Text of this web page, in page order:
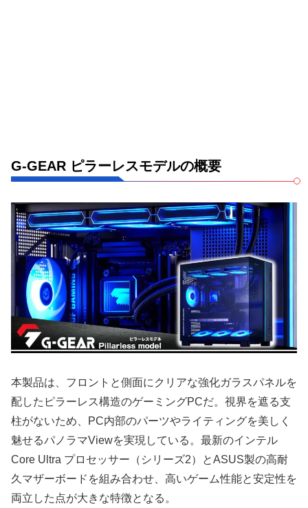
G-GEAR ピラーレスモデルの概要
本製品は、フロントと側面にクリアな強化ガラスパネルを
配したピラーレス構造のゲーミングPCだ。視界を遮る支
柱がないため、PC内部のパーツやライティングを美しく
魅せるパノラマViewを実現している。最新のインテル
Core Ultra プロセッサー（シリーズ2）とASUS製の高耐
久マザーボードを組み合わせ、高いゲーム性能と安定性を
両立した点が大きな特徴となる。